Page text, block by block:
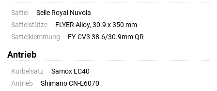
Sattel
Selle Royal Nuvola
Sattelstütze
FLYER Alloy, 30.9 x 350 mm
Sattelklemmung
FY-CV3 38.6/30.9mm QR
Antrieb
Kurbelsatz
Samox EC40
Antrieb
Shimano CN-E6070